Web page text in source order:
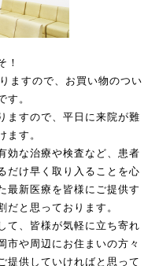
！
ますので、お買い物のつい
す。
ますので、平日に来院が難
ます。
効な治療や検査など、患者
だけ早く取り入ることを心
最新医療を皆様にご提供す
と思っております。
て、皆様が気軽に立ち寄れ
市や周辺にお住まいの方々
提供していければと思って